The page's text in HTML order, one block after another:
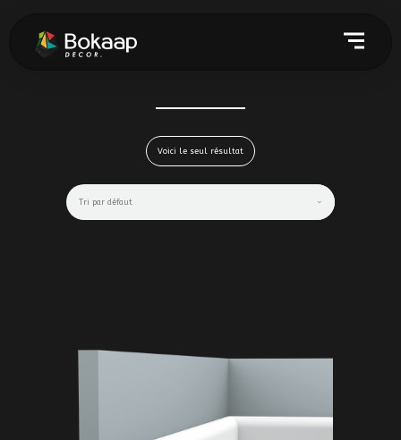
Voici le seul résultat